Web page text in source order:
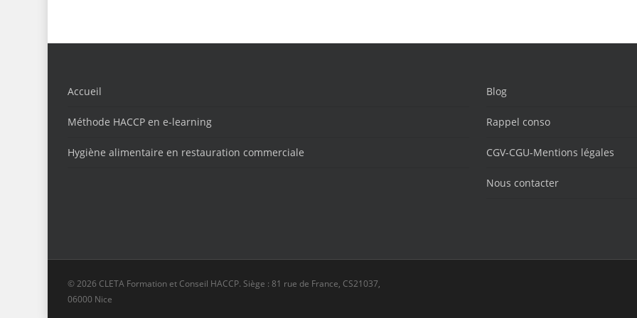
Accueil
Méthode HACCP en e-learning
Hygiène alimentaire en restauration commerciale
Blog
Rappel conso
CGV-CGU-Mentions légales
Nous contacter
© 2026 CLETA Formation et Conseil HACCP. Siège : 81 rue de France, CS21037,
06000 Nice